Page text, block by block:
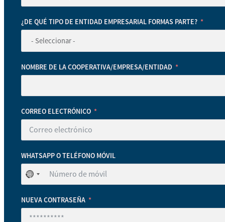
¿DE QUÉ TIPO DE ENTIDAD EMPRESARIAL FORMAS PARTE?
NOMBRE DE LA COOPERATIVA/EMPRESA/ENTIDAD
CORREO ELECTRÓNICO
WHATSAPP O TELÉFONO MÓVIL
No
se
ha
seleccionado
ningún
NUEVA CONTRASEÑA